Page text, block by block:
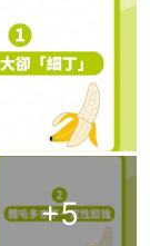
+5